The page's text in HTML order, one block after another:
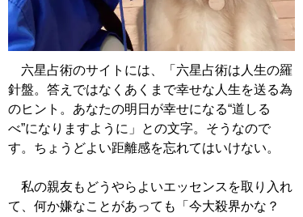
六星占術のサイトには、「六星占術は人生の羅
針盤。答えではなくあくまで幸せな人生を送る為
のヒント。あなたの明日が幸せになる“道しる
べ”になりますように」との文字。そうなので
す。ちょうどよい距離感を忘れてはいけない。
私の親友もどうやらよいエッセンスを取り入れ
て、何か嫌なことがあっても「今大殺界かな？